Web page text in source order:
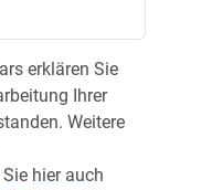
erklären Sie
Ihrer
Weitere
hier auch